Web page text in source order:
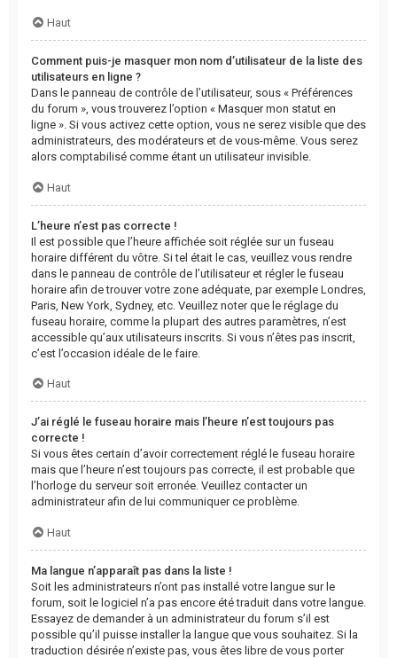
Haut
Comment puis-je masquer mon nom d’utilisateur de la liste des
utilisateurs en ligne ?
Dans le panneau de contrôle de l’utilisateur, sous « Préférences
du forum », vous trouverez l’option « Masquer mon statut en
ligne ». Si vous activez cette option, vous ne serez visible que des
administrateurs, des modérateurs et de vous-même. Vous serez
alors comptabilisé comme étant un utilisateur invisible.
Haut
L’heure n’est pas correcte !
Il est possible que l’heure affichée soit réglée sur un fuseau
horaire différent du vôtre. Si tel était le cas, veuillez vous rendre
dans le panneau de contrôle de l’utilisateur et régler le fuseau
horaire afin de trouver votre zone adéquate, par exemple Londres,
Paris, New York, Sydney, etc. Veuillez noter que le réglage du
fuseau horaire, comme la plupart des autres paramètres, n’est
accessible qu’aux utilisateurs inscrits. Si vous n’êtes pas inscrit,
c’est l’occasion idéale de le faire.
Haut
J’ai réglé le fuseau horaire mais l’heure n’est toujours pas
correcte !
Si vous êtes certain d’avoir correctement réglé le fuseau horaire
mais que l’heure n’est toujours pas correcte, il est probable que
l’horloge du serveur soit erronée. Veuillez contacter un
administrateur afin de lui communiquer ce problème.
Haut
Ma langue n’apparaît pas dans la liste !
Soit les administrateurs n’ont pas installé votre langue sur le
forum, soit le logiciel n’a pas encore été traduit dans votre langue.
Essayez de demander à un administrateur du forum s’il est
possible qu’il puisse installer la langue que vous souhaitez. Si la
traduction désirée n’existe pas, vous êtes libre de vous porter